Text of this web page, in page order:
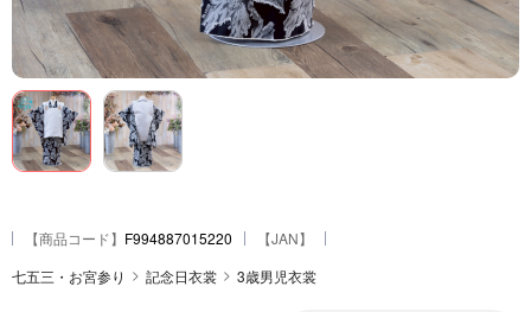
【商品コード】 F994887015220
【JAN】
七五三・お宮参り
記念日衣裳 3歳男児衣裳